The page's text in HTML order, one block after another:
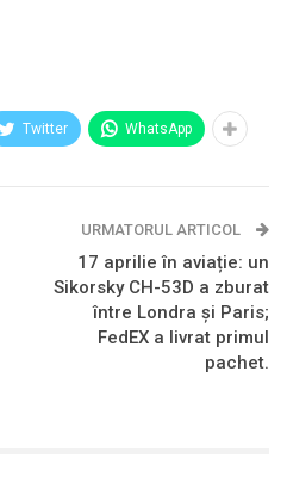
Twitter WhatsApp
URMATORUL ARTICOL
17 aprilie în aviație: un
Sikorsky CH-53D a zburat
între Londra și Paris;
FedEX a livrat primul
pachet.